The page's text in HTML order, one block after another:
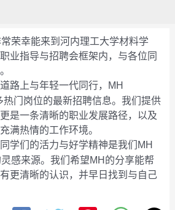
荣幸能来到河内理工大学材料学
业指导与招聘会框架内，与各位同
路上与年轻一代同行，MH
门岗位的最新招聘信息。我们提供
是一条清晰的职业发展路径，以及
满热情的工作环境。
学们的活力与好学精神是我们MH
感来源。我们希望MH的分享能帮
更清晰的认识，并早日找到与自己